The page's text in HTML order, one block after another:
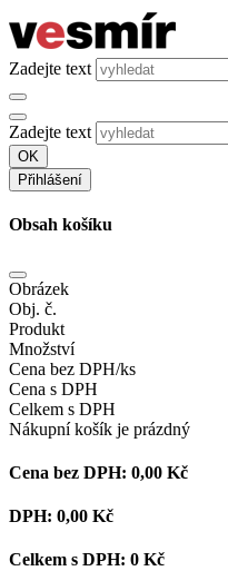
Zadejte text
Zadejte text
OK
Přihlášení
Obsah košíku
Obrázek
Obj. č.
Produkt
Množství
Cena bez DPH/ks
Cena s DPH
Celkem s DPH
Nákupní košík je prázdný
Cena bez DPH: 0,00 Kč
DPH: 0,00 Kč
Celkem s DPH: 0 Kč